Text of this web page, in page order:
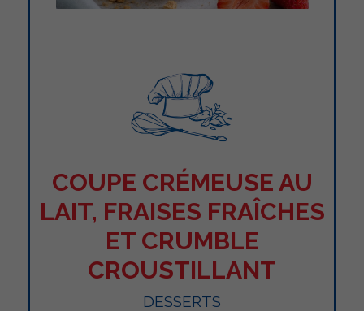
COUPE CRÉMEUSE AU
LAIT, FRAISES FRAÎCHES
ET CRUMBLE
CROUSTILLANT
DESSERTS